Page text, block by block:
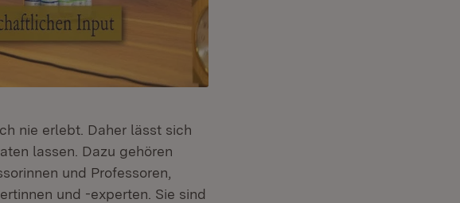
nie erlebt. Daher lässt sich
lassen. Dazu gehören
und Professoren,
und -experten. Sie sind